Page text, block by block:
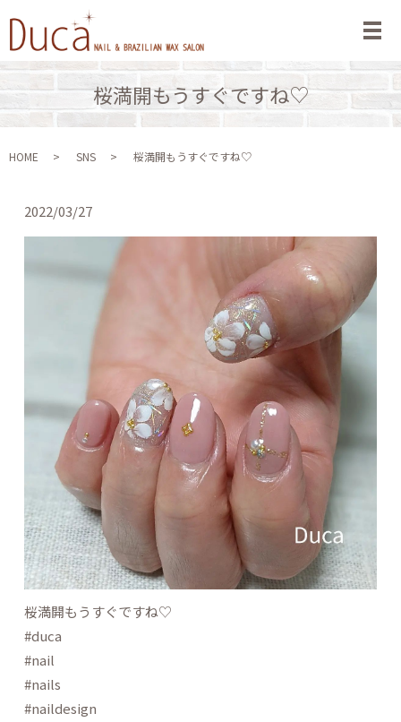
メ
桜満開もうすぐですね♡
HOME SNS 桜満開もうすぐですね♡
2022/03/27
桜満開もうすぐですね♡
#duca
#nail
#nails
#naildesign